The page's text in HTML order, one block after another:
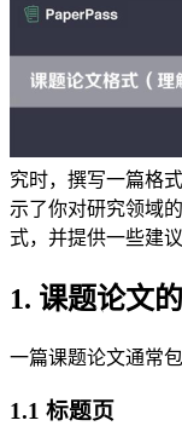
究时，撰写一篇格
示了你对研究领域
式，并提供一些建
1. 课题论文
一篇课题论文通常
1.1 标题页